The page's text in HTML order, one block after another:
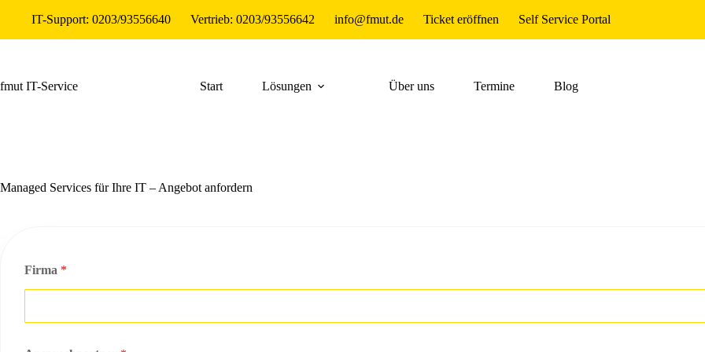
IT-Support: 0203/93556640 Vertrieb: 0203/93556642 info@fmut.de Ticket eröffnen Self Service Portal
fmut IT-Service Start Lösungen Über uns Termine Blog
Managed Services für Ihre IT – Angebot anfordern
Firma *